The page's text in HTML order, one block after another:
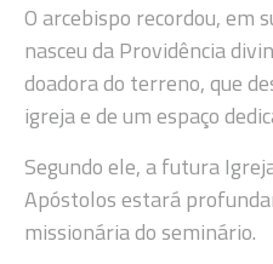
O arcebispo recordou, em
nasceu da Providência
doadora do terreno, que
igreja e de um espaço
Segundo ele, a futura
Apóstolos estará
missionária do seminário.